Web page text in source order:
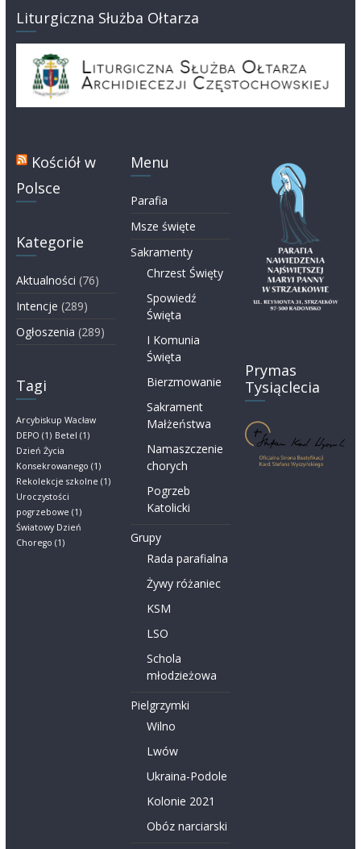
Liturgiczna Służba Ołtarza
Kościół w
Polsce
Kategorie
Aktualności (76)
Intencje (289)
Ogłoszenia (289)
Tagi
Arcybiskup Wacław
DEPO (1) Betel (1)
Dzień Życia
Konsekrowanego (1)
Rekolekcje szkolne (1)
Uroczystości
pogrzebowe (1)
Światowy Dzień
Chorego (1)
Menu
Parafia
Msze święte
Sakramenty
Chrzest Święty
Spowiedź
Święta
I Komunia
Święta
Bierzmowanie
Sakrament
Małżeństwa
Namaszczenie
chorych
Pogrzeb
Katolicki
Grupy
Rada parafialna
Żywy różaniec
KSM
LSO
Schola
młodzieżowa
Pielgrzymki
Wilno
Lwów
Ukraina-Podole
Kolonie 2021
Obóz narciarski
Prymas
Tysiąclecia